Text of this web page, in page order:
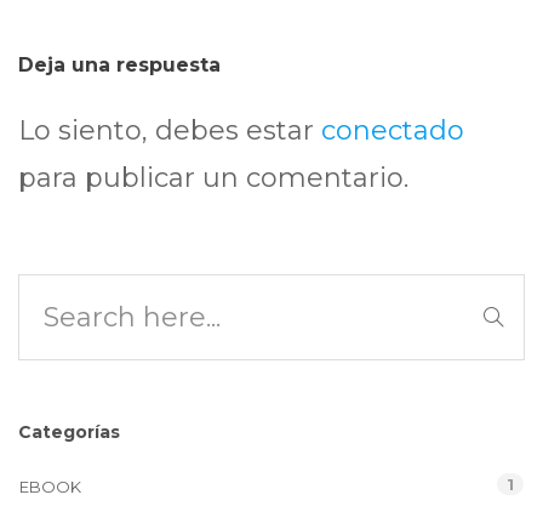
Deja una respuesta
Lo siento, debes estar conectado
para publicar un comentario.
Categorías
EBOOK 1